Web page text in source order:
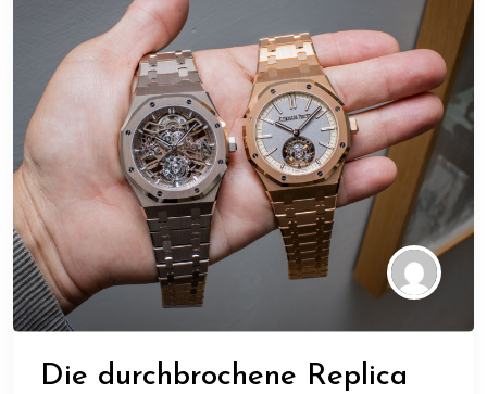
Die durchbrochene Replica